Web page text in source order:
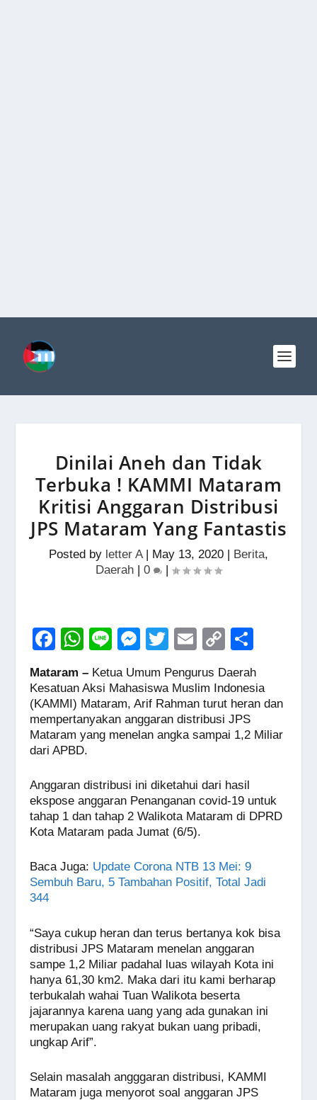
Dinilai Aneh dan Tidak
Terbuka ! KAMMI Mataram
Kritisi Anggaran Distribusi
JPS Mataram Yang Fantastis
Posted by letter A| May 13, 2020 | Berita,
Daerah | 0 |
F
c
e
b
o
k
W
h
at
s
A
p
p
Li
e
M
ss
e
n
er
T
wi
tt
er
E
ail
C
p
y
Li
k
ar
e
Mataram – Ketua Umum Pengurus Daerah
Kesatuan Aksi Mahasiswa Muslim Indonesia
(KAMMI) Mataram, Arif Rahman turut heran dan
mempertanyakan anggaran distribusi JPS
Mataram yang menelan angka sampai 1,2 Miliar
dari APBD.
Anggaran distribusi ini diketahui dari hasil
ekspose anggaran Penanganan covid-19 untuk
tahap 1 dan tahap 2 Walikota Mataram di DPRD
Kota Mataram pada Jumat (6/5).
Baca Juga: Update Corona NTB 13 Mei: 9
Sembuh Baru, 5 Tambahan Positif, Total Jadi
344
“Saya cukup heran dan terus bertanya kok bisa
distribusi JPS Mataram menelan anggaran
sampe 1,2 Miliar padahal luas wilayah Kota ini
hanya 61,30 km2. Maka dari itu kami berharap
terbukalah wahai Tuan Walikota beserta
jajarannya karena uang yang ada gunakan ini
merupakan uang rakyat bukan uang pribadi,
ungkap Arif”.
Selain masalah angggaran distribusi, KAMMI
Mataram juga menyorot soal anggaran JPS